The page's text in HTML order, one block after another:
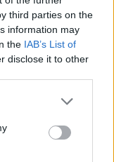
third parties on the
information may
the IAB’s List of
disclose it to other
fascinerende
om Solen,
og vores plads i
Tina Ibsen,
til
hurtigere